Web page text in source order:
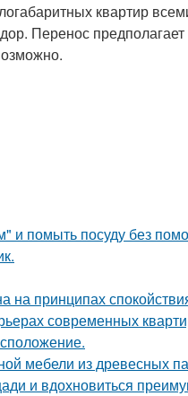
квартир
Перенос
и помыть посуду без
принципах
современных
мебели из древесных
и вдохновиться